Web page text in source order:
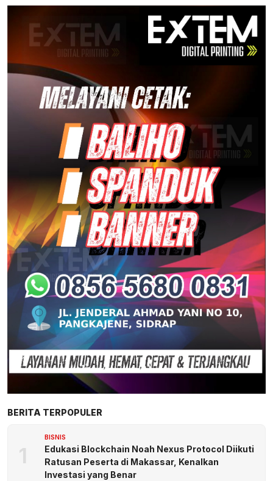
BERITA TERPOPULER
1
BISNIS
Edukasi Blockchain Noah Nexus Protocol Diikuti
Ratusan Peserta di Makassar, Kenalkan
Investasi yang Benar